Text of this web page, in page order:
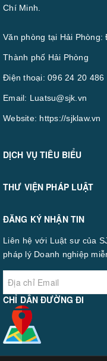
Chí Minh.
Văn phòng tại Hải Phòng:
Thành phố Hải Phòng
Điện thoại: 096 24 20 486
Email: Luatsu@sjk.vn
Website: https://sjklaw.vn
DỊCH VỤ TIÊU BIỂU
THƯ VIỆN PHÁP LUẬT
ĐĂNG KÝ NHẬN TIN
Liên hệ với Luật sư của
pháp lý Doanh nghiệp
CHỈ DẪN ĐƯỜNG ĐI